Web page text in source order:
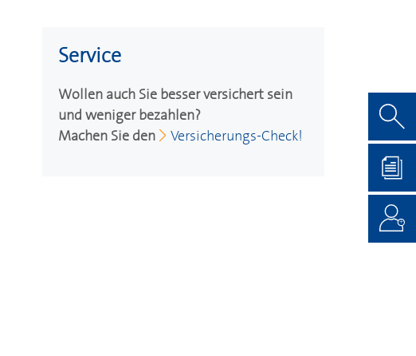
Service
Wollen auch Sie besser versichert sein
und weniger bezahlen?
Machen Sie den
Versicherungs-Check!